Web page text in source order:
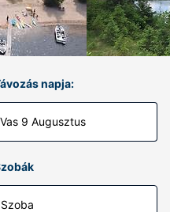
napja:
Vas 9 Augusztus